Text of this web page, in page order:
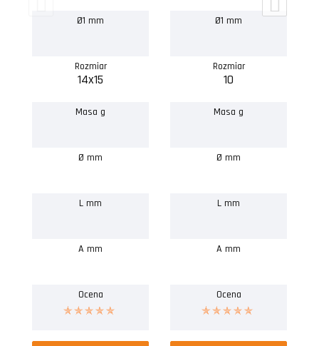
Ø1 mm
Rozmiar
14x15
Masa g
Ø mm
L mm
A mm
Ocena
Ø1 mm
Rozmiar
10
Masa g
Ø mm
L mm
A mm
Ocena